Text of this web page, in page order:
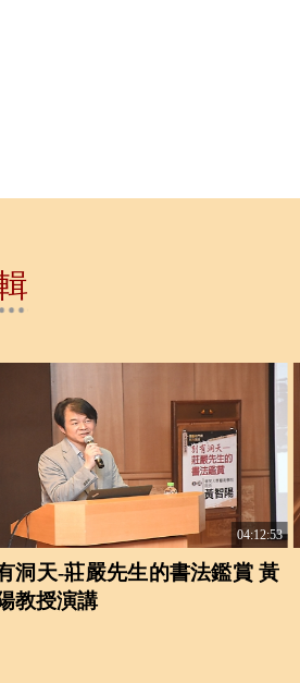
04:12:53
洞天-莊嚴先生的書法鑑賞 黃
教授演講